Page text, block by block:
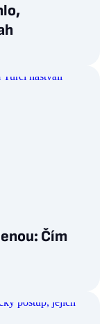
Čím